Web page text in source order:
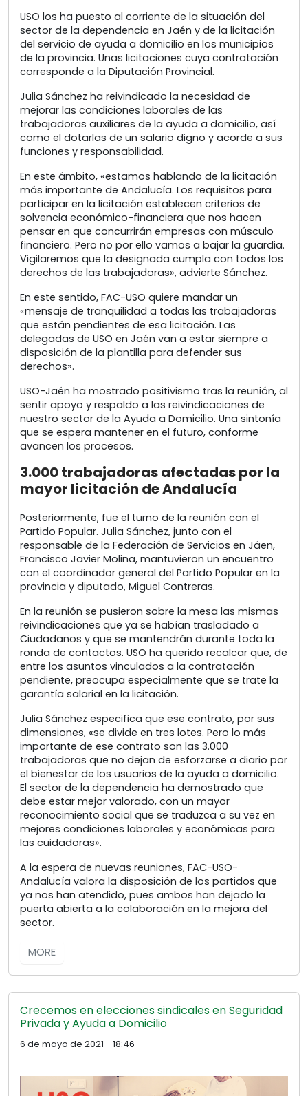
USO los ha puesto al corriente de la situación del
sector de la dependencia en Jaén y de la licitación
del servicio de ayuda a domicilio en los municipios
de la provincia. Unas licitaciones cuya contratación
corresponde a la Diputación Provincial.
Julia Sánchez ha reivindicado la necesidad de
mejorar las condiciones laborales de las
trabajadoras auxiliares de la ayuda a domicilio, así
como el dotarlas de un salario digno y acorde a sus
funciones y responsabilidad.
En este ámbito, «estamos hablando de la licitación
más importante de Andalucía. Los requisitos para
participar en la licitación establecen criterios de
solvencia económico-financiera que nos hacen
pensar en que concurrirán empresas con músculo
financiero. Pero no por ello vamos a bajar la guardia.
Vigilaremos que la designada cumpla con todos los
derechos de las trabajadoras», advierte Sánchez.
En este sentido, FAC-USO quiere mandar un
«mensaje de tranquilidad a todas las trabajadoras
que están pendientes de esa licitación. Las
delegadas de USO en Jaén van a estar siempre a
disposición de la plantilla para defender sus
derechos».
USO-Jaén ha mostrado positivismo tras la reunión, al
sentir apoyo y respaldo a las reivindicaciones de
nuestro sector de la Ayuda a Domicilio. Una sintonía
que se espera mantener en el futuro, conforme
avancen los procesos.
3.000 trabajadoras afectadas por la
mayor licitación de Andalucía
Posteriormente, fue el turno de la reunión con el
Partido Popular. Julia Sánchez, junto con el
responsable de la Federación de Servicios en Jáen,
Francisco Javier Molina, mantuvieron un encuentro
con el coordinador general del Partido Popular en la
provincia y diputado, Miguel Contreras.
En la reunión se pusieron sobre la mesa las mismas
reivindicaciones que ya se habían trasladado a
Ciudadanos y que se mantendrán durante toda la
ronda de contactos. USO ha querido recalcar que, de
entre los asuntos vinculados a la contratación
pendiente, preocupa especialmente que se trate la
garantía salarial en la licitación.
Julia Sánchez especifica que ese contrato, por sus
dimensiones, «se divide en tres lotes. Pero lo más
importante de ese contrato son las 3.000
trabajadoras que no dejan de esforzarse a diario por
el bienestar de los usuarios de la ayuda a domicilio.
El sector de la dependencia ha demostrado que
debe estar mejor valorado, con un mayor
reconocimiento social que se traduzca a su vez en
mejores condiciones laborales y económicas para
las cuidadoras».
A la espera de nuevas reuniones, FAC-USO-
Andalucía valora la disposición de los partidos que
ya nos han atendido, pues ambos han dejado la
puerta abierta a la colaboración en la mejora del
sector.
MORE
Crecemos en elecciones sindicales en Seguridad
Privada y Ayuda a Domicilio
6 de mayo de 2021 - 18:46